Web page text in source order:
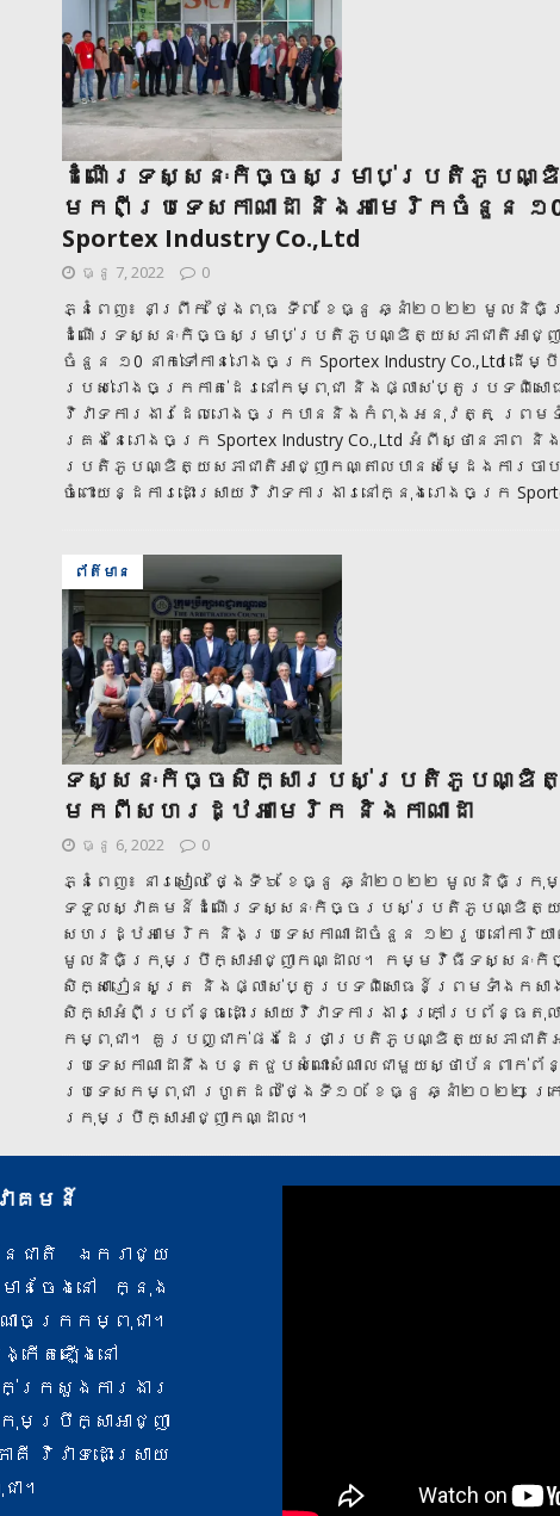
ដំណើរទស្សនៈកិច្ចសម្រាប់ប្រតិភូបណ្ឌិត្
មកពីប្រទេសកាណាដា និងអាមេរិកចំនួន ១
Sportex Industry Co.,Ltd
ធ្នូ 7, 2022 0
ភ្នំពេញ៖ នាព្រឹក ថ្ងៃពុធ ទី៧ ខែធ្នូ ឆ្នាំ២០២២ មូលនិធិក្
ដំណើរទស្សនៈកិច្ចសម្រាប់ប្រតិភូបណ្ឌិត្យសភាជាតិអាជ្ញា
ចំនួន ១0 នាក់ទៅកាន់រោងចក្រ Sportex Industry Co.,Ltd
របស់រោងចក្រកាត់ដេរនៅកម្ពុជា និងផ្លាស់ប្តូរបទពិសោ
វិវាទការងារដែលរោងចក្របាននិងកំពុងអនុវត្ត ព្រមទ
គ្រងនៃរោងចក្រ Sportex Industry Co.,Ltd អំពីស្ថានភ
ប្រតិភូបណ្ឌិត្យសភាជាតិអាជ្ញាកណ្តាលបានសម្ដែងការច
ចំពោះយន្ដការដោះស្រាយវិវាទការងារនៅក្នុងរោងចក្រ
ព័ត៌មាន
ទស្សនៈកិច្ចសិក្សារបស់ប្រតិភូបណ្ឌិត្យ
មកពីសហរដ្ឋអាមេរិក និងកាណាដា
ធ្នូ 6, 2022 0
ភ្នំពេញ៖ នារសៀល ថ្ងៃទី៦ ខែធ្នូ ឆ្នាំ២០២២ មូលនិធិក្រុ
ទទួលស្វាគមន៍ដំណើរទស្សនៈកិច្ចរបស់ប្រតិភូបណ្ឌិត្យស
សហរដ្ឋអាមេរិក និងប្រទេសកាណាដាចំនួន ១២រូបនៅកា
មូលនិធិក្រុមប្រឹក្សាអាជ្ញាកណ្ដាល។ កម្មវិធីទស្សនៈកិច្
សិក្សារៀនសូត្រ និងផ្លាស់ប្តូរបទពិសោធន៍ព្រមទាំងកសា
សិក្សាអំពីប្រព័ន្ធដោះស្រាយវិវាទការងារក្រៅប្រព័ន្ធតុល
កម្ពុជា។ គួរបញ្ជាក់ផងដែរថាប្រតិភូបណ្ឌិត្យសភាជាតិ
ប្រទេសកាណាដានឹងបន្តជួបសំណោះសំណាលជាមួយស្ថាប័នពាក់
ប្រទេសកម្ពុជា រហូតដល់ថ្ងៃទី១០ ខែធ្នូ ឆ្នាំ២០២
ក្រុមប្រឹក្សាអាជ្ញាកណ្ដាល។
ាគមន៍
នជាតិ ឯករាជ្យ
នចែងនៅ ក្នុង
ចក្រកម្ពុជា។
ើតឡើងនៅ
ក្រសួងការងារ
រឹក្សាអាជ្ញា
វិវាទ​ដោះស្រាយ
។